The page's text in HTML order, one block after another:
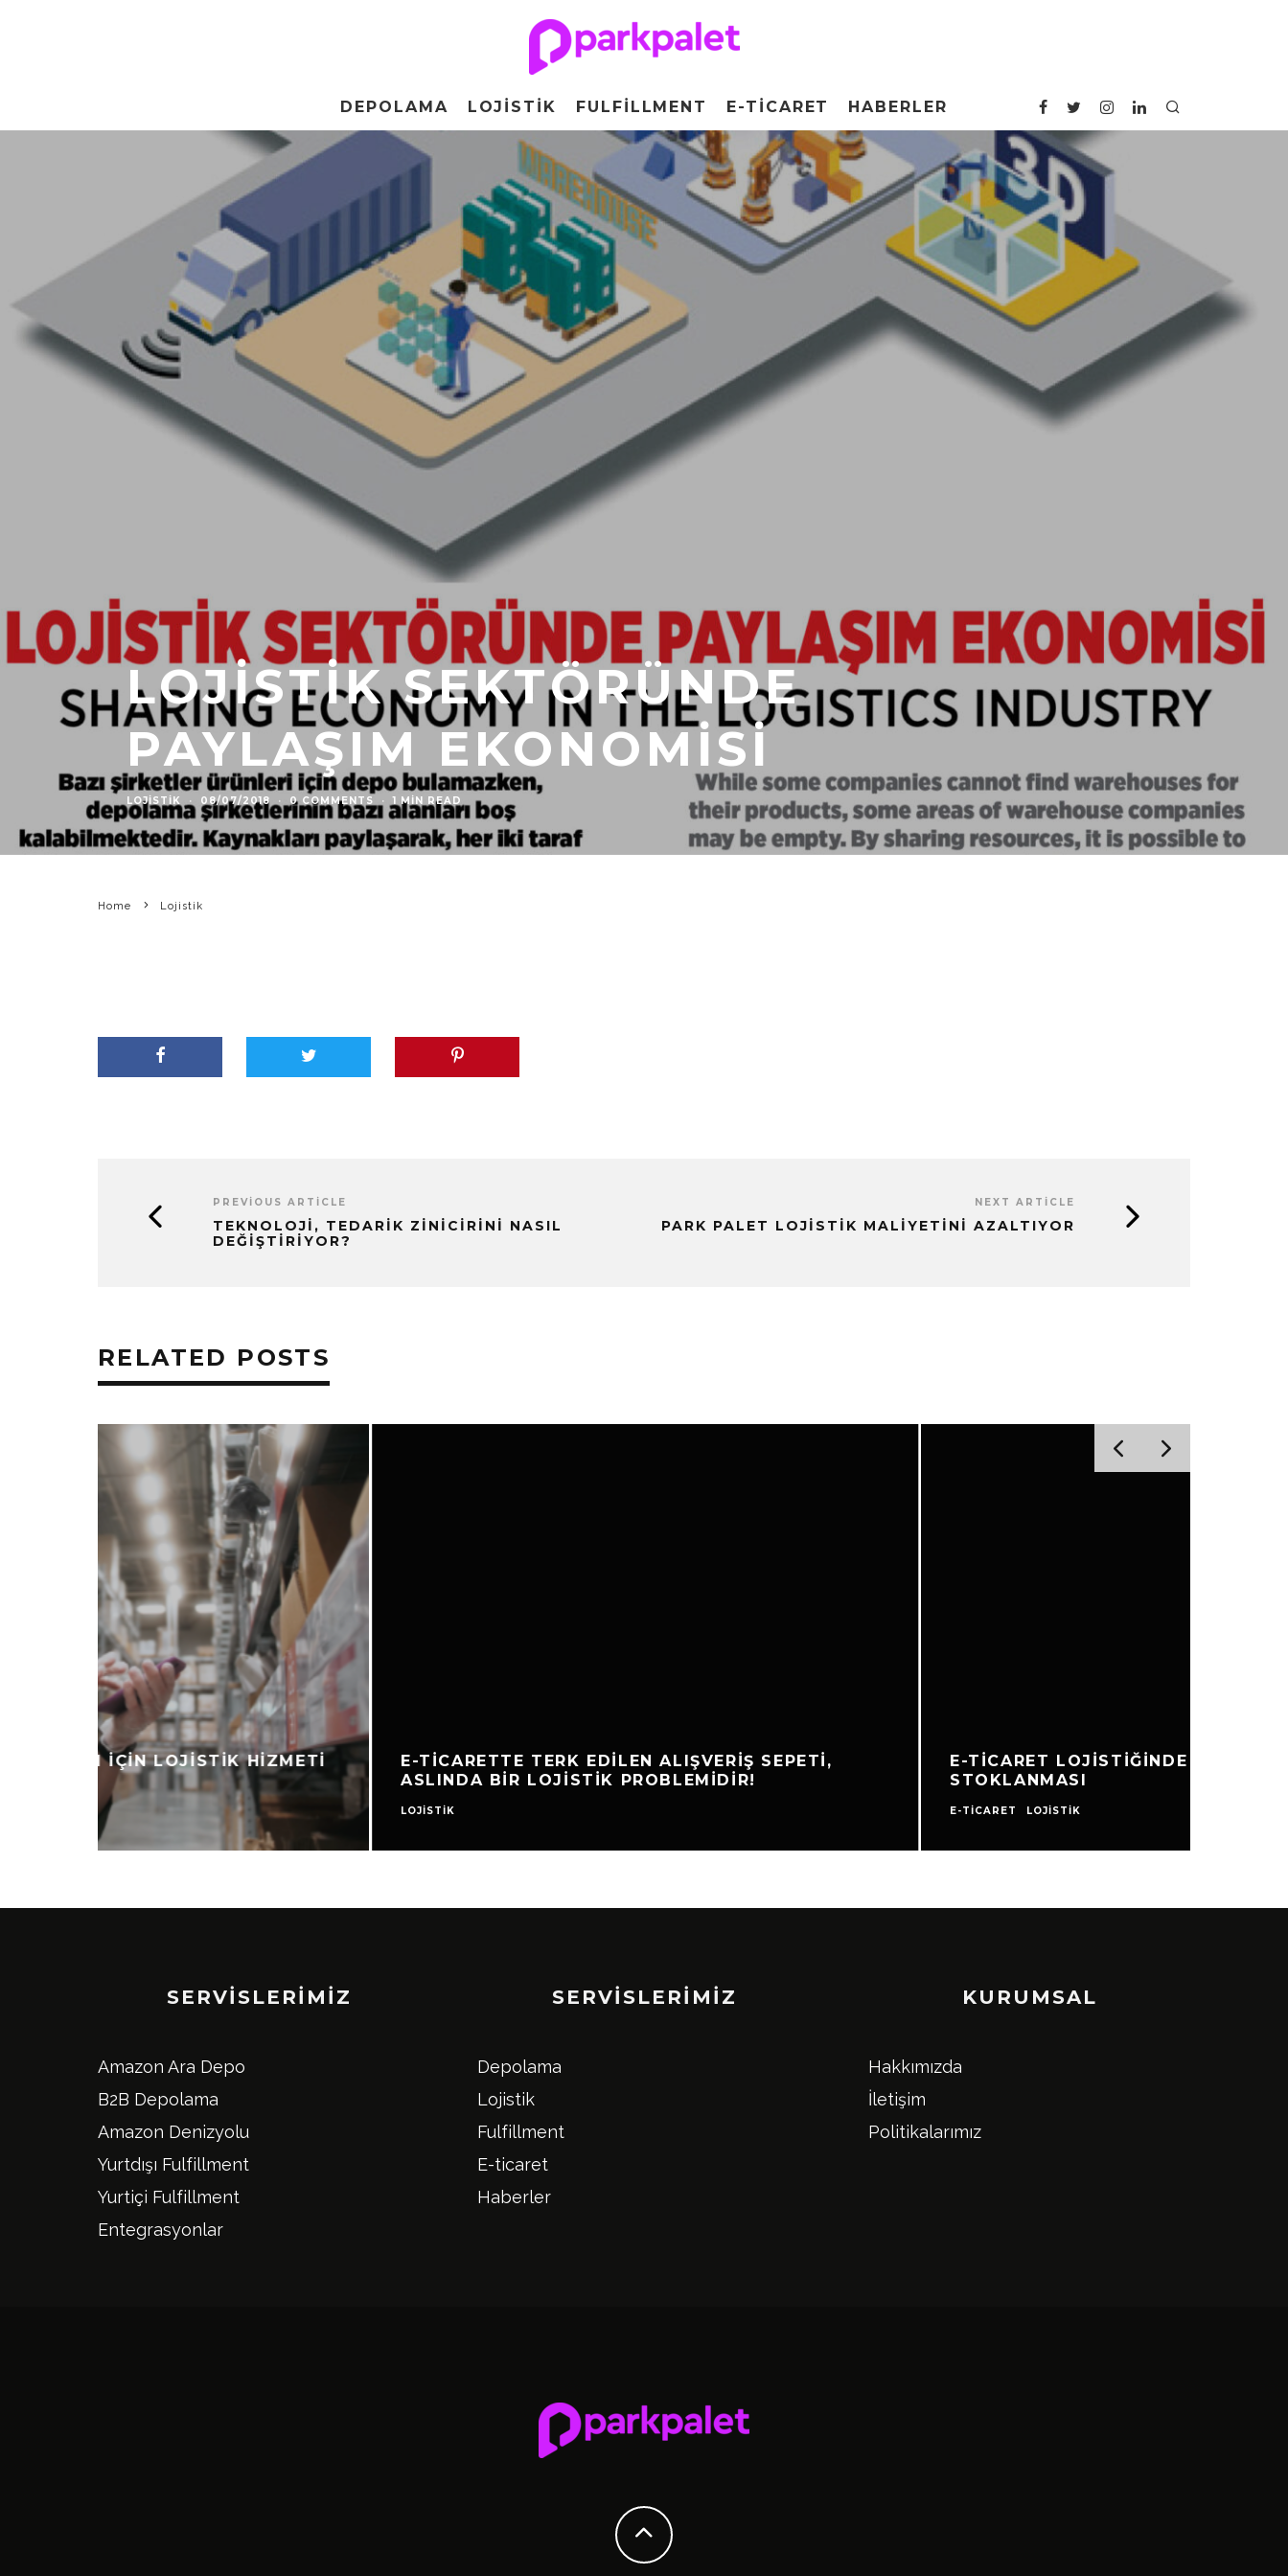
DEPOLAMA LOJISTIK FULFILLMENT E-TICARET HABERLER
LOJISTIK SEKTÖRÜNDE
PAYLAŞIM EKONOMISI
LOJISTIK · 08/07/2018 · 0 COMMENTS · 1 MIN READ
Home Lojistik
PREVIOUS ARTICLE
TEKNOLOJI, TEDARIK ZINICIRINI NASIL
DEĞIŞTIRIYOR?
NEXT ARTICLE
PARK PALET LOJISTIK MALIYETINI AZALTIYOR
RELATED POSTS
E-TICARETTE TERK EDILEN ALIŞVERIŞ SEPETI,
ASLINDA BIR LOJISTIK PROBLEMIDIR!
E-TICARET LOJISTIĞINDE ÜRÜNLERIN
STOKLANMASI
SERVISLERIMIZ
Amazon Ara Depo
B2B Depolama
Amazon Denizyolu
Yurtdışı Fulfillment
Yurtiçi Fulfillment
Entegrasyonlar
SERVISLERIMIZ
Depolama
Lojistik
Fulfillment
E-ticaret
Haberler
KURUMSAL
Hakkımızda
İletişim
Politikalarımız